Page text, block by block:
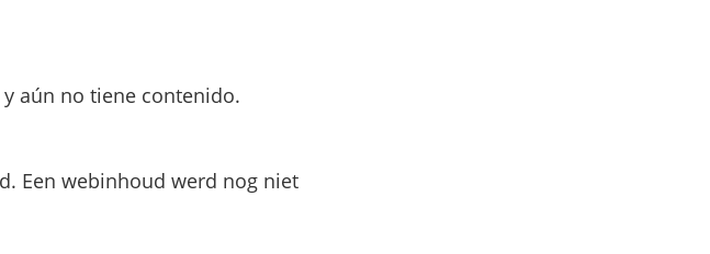
aún no tiene contenido.
Een webinhoud werd nog niet